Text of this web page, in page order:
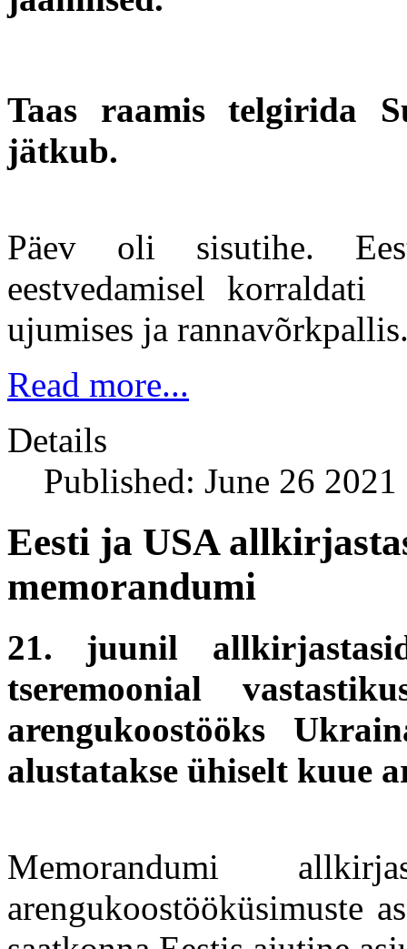
Taas raamis telgirida
jätkub.
Päev oli sisutihe.
eestvedamisel korraldati
ujumises ja
Read more...
Details
Published: June 26 2021
Eesti ja USA
memorandumi
21. juunil
tseremoonial
arengukoostööks
alustatakse ühiselt kuue
Memorandumi
arengukoostööküsimuste